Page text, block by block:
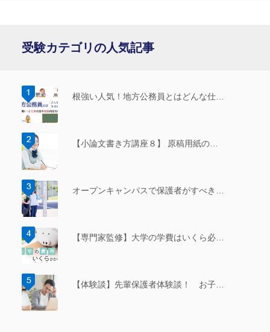
受験カテゴリの人気記事
根強い人気！地方公務員とはどんな仕…
【小論文書き方講座８】 原稿用紙の…
オープンキャンパスで保護者がすべき…
【専門家監修】大学の学費はいくら必…
【体験談】先輩保護者体験談！ お子…